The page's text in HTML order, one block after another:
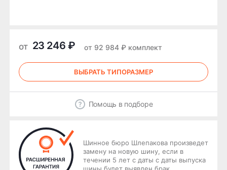
от 23 246 ₽ от 92 984 ₽ комплект
ВЫБРАТЬ ТИПОРАЗМЕР
Помощь в подборе
Шинное бюро Шлепакова произведет
замену на новую шину, если в
течении 5 лет с даты с даты выпуска
шины будет выявлен брак.